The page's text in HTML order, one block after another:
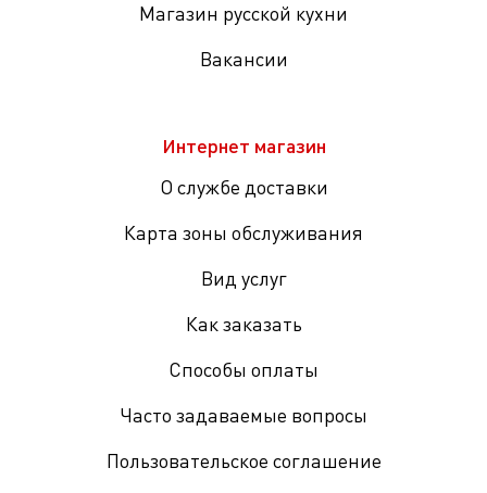
Магазин русской кухни
Вакансии
Интернет магазин
О службе доставки
Карта зоны обслуживания
Вид услуг
Как заказать
Способы оплаты
Часто задаваемые вопросы
Пользовательское соглашение